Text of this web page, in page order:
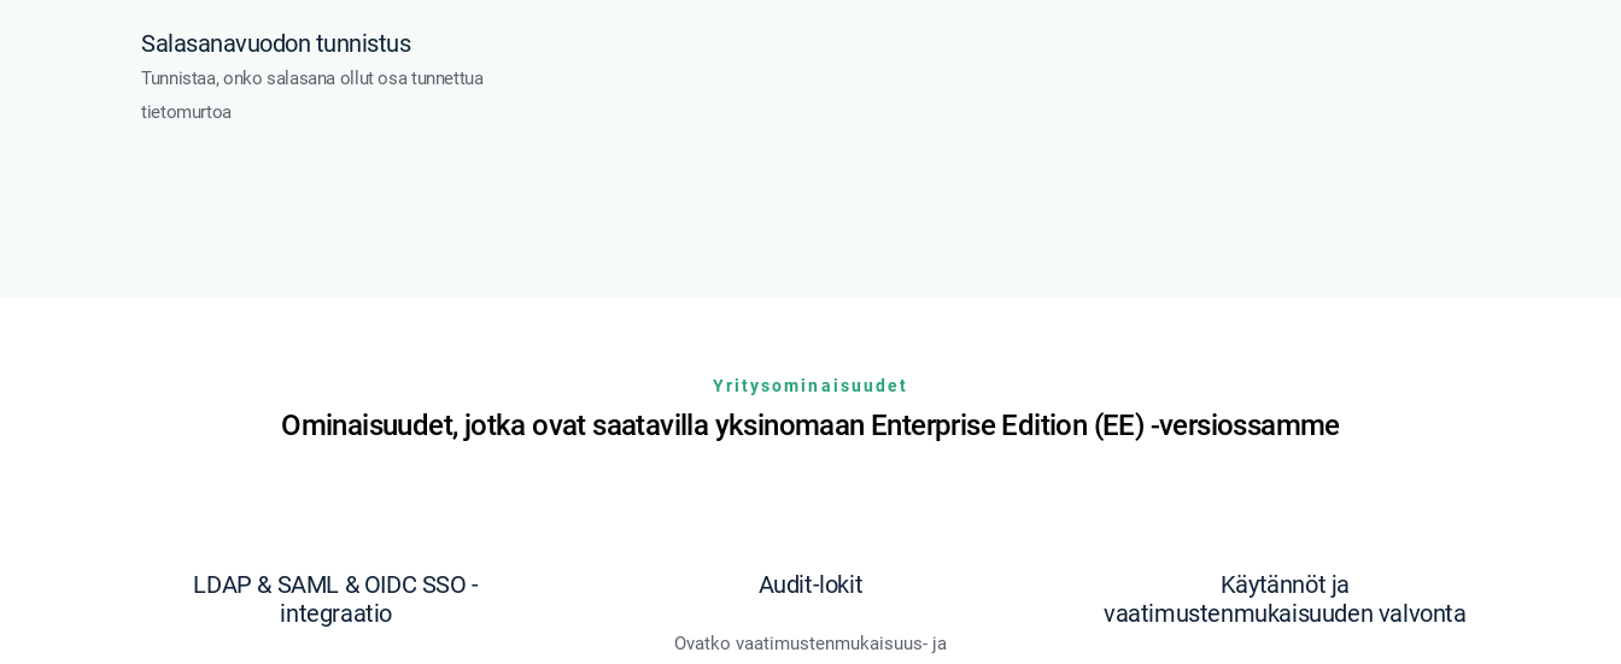
Salasanavuodon tunnistus
Tunnistaa, onko salasana ollut osa tunnettua
tietomurtoa
Yritysominaisuudet
Ominaisuudet, jotka ovat saatavilla yksinomaan Enterprise Edition (EE) -versiossamme
LDAP & SAML & OIDC SSO -
integraatio
Audit-lokit
Ovatko vaatimustenmukaisuus- ja
Käytännöt ja
vaatimustenmukaisuuden valvonta